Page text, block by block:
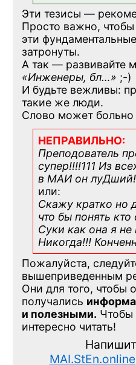
Эти тезисы —
Просто важно, чтобы
эти
затронуты.
А так — развивайте
«Инженеры, бл…» ;-)
И будьте вежливы:
такие же люди.
Слово может больно
НЕПРАВИЛЬНО:
Преподователь
супер!!!!111 Из
в МАИ он
или:
Скажу кратко но
что бы понять кто
Суки как она я не
Никогда!!!
Пожалуйста,
вышеприведенным
Они для того, чтобы
получались
и полезными. Чтобы
интересно читать!